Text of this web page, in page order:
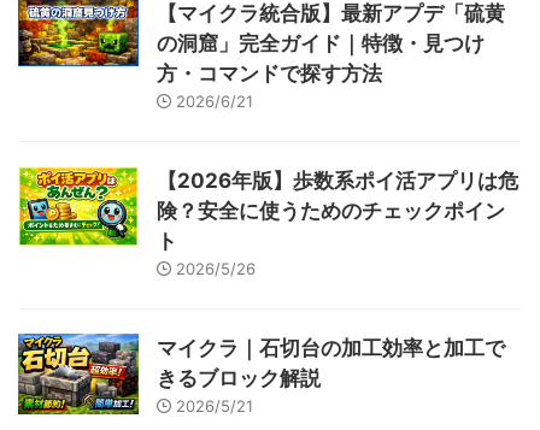
【マイクラ統合版】最新アプデ「硫黄
の洞窟」完全ガイド｜特徴・見つけ
方・コマンドで探す方法
2026/6/21
【2026年版】歩数系ポイ活アプリは危
険？安全に使うためのチェックポイン
ト
2026/5/26
マイクラ｜石切台の加工効率と加工で
きるブロック解説
2026/5/21